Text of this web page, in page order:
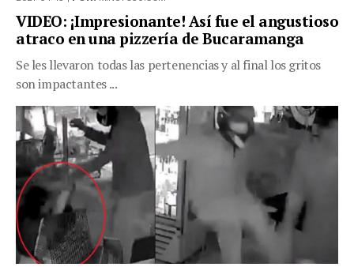
VIDEO: ¡Impresionante! Así fue el angustioso
atraco en una pizzería de Bucaramanga
Se les llevaron todas las pertenencias y al final los gritos
son impactantes ...